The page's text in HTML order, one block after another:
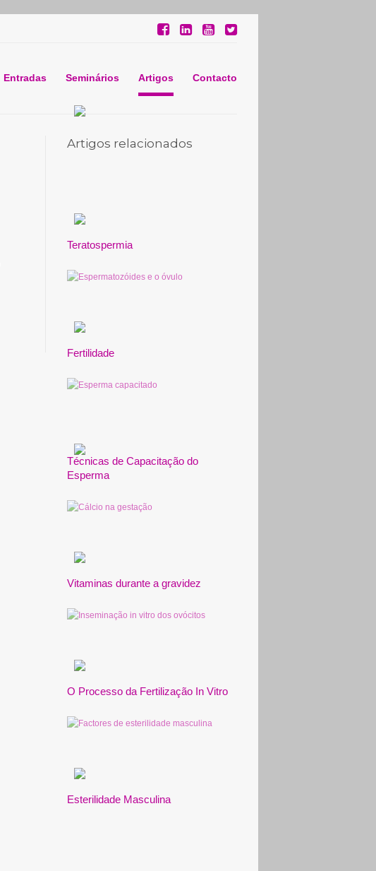
Entradas Seminários Artigos Contacto
Artigos relacionados
Teratospermia
Fertilidade
Técnicas de Capacitação do
Esperma
Vitaminas durante a gravidez
O Processo da Fertilização In Vitro
Esterilidade Masculina